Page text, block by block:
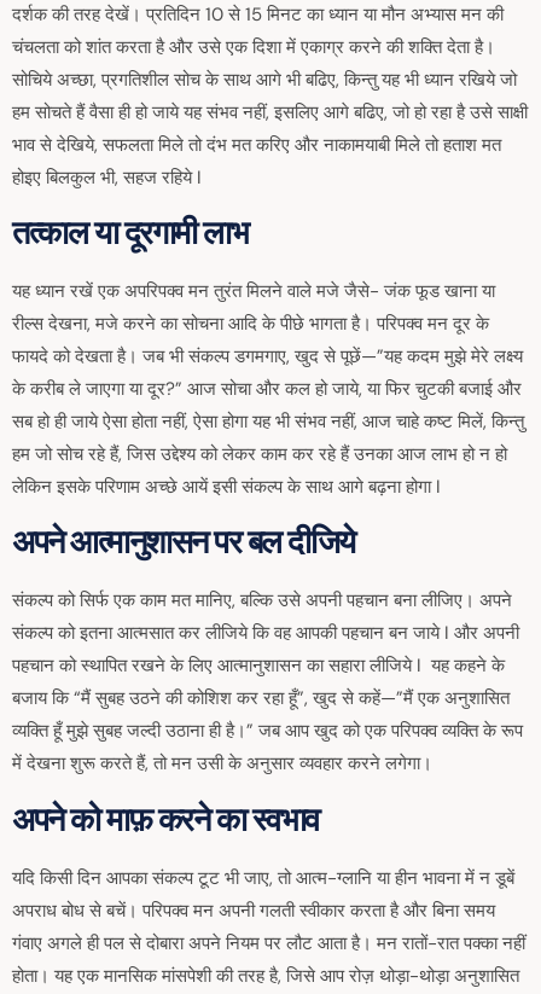
दर्शक की तरह देखें। प्रतिदिन 10 से 15 मिनट का ध्यान या मौन अभ्यास मन की
चंचलता को शांत करता है और उसे एक दिशा में एकाग्र करने की शक्ति देता है।
सोचिये अच्छा, प्रगतिशील सोच के साथ आगे भी बढिए, किन्तु यह भी ध्यान रखिये जो
हम सोचते हैं वैसा ही हो जाये यह संभव नहीं, इसलिए आगे बढिए, जो हो रहा है उसे साक्षी
भाव से देखिये, सफलता मिले तो दंभ मत करिए और नाकामयाबी मिले तो हताश मत
होइए बिलकुल भी, सहज रहिये I
तत्काल या दूरगामी लाभ
यह ध्यान रखें एक अपरिपक्व मन तुरंत मिलने वाले मजे जैसे- जंक फूड खाना या
रील्स देखना, मजे करने का सोचना आदि के पीछे भागता है। परिपक्व मन दूर के
फायदे को देखता है। जब भी संकल्प डगमगाए, खुद से पूछें—”यह कदम मुझे मेरे लक्ष्य
के करीब ले जाएगा या दूर?” आज सोचा और कल हो जाये, या फिर चुटकी बजाई और
सब हो ही जाये ऐसा होता नहीं, ऐसा होगा यह भी संभव नहीं, आज चाहे कष्ट मिलें, किन्तु
हम जो सोच रहे हैं, जिस उद्देश्य को लेकर काम कर रहे हैं उनका आज लाभ हो न हो
लेकिन इसके परिणाम अच्छे आयें इसी संकल्प के साथ आगे बढ़ना होगा I
अपने आत्मानुशासन पर बल दीजिये
संकल्प को सिर्फ एक काम मत मानिए, बल्कि उसे अपनी पहचान बना लीजिए। अपने
संकल्प को इतना आत्मसात कर लीजिये कि वह आपकी पहचान बन जाये I और अपनी
पहचान को स्थापित रखने के लिए आत्मानुशासन का सहारा लीजिये I यह कहने के
बजाय कि “मैं सुबह उठने की कोशिश कर रहा हूँ”, खुद से कहें—”मैं एक अनुशासित
व्यक्ति हूँ मुझे सुबह जल्दी उठाना ही है।” जब आप खुद को एक परिपक्व व्यक्ति के रूप
में देखना शुरू करते हैं, तो मन उसी के अनुसार व्यवहार करने लगेगा।
अपने को माफ़ करने का स्वभाव
यदि किसी दिन आपका संकल्प टूट भी जाए, तो आत्म-ग्लानि या हीन भावना में न डूबें
अपराध बोध से बचें। परिपक्व मन अपनी गलती स्वीकार करता है और बिना समय
गंवाए अगले ही पल से दोबारा अपने नियम पर लौट आता है। मन रातों-रात पक्का नहीं
होता। यह एक मानसिक मांसपेशी की तरह है, जिसे आप रोज़ थोड़ा-थोड़ा अनुशासित